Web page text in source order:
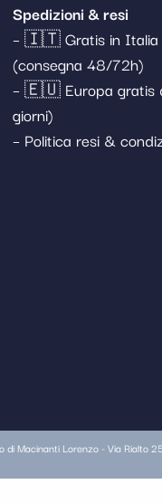
Spedizioni & resi
– 🇮🇹 Gratis in
(consegna 48/72h)
– 🇪🇺 Europa gratis
giorni)
– Politica resi &
di Macinanti Lorenzo - Via Rialto